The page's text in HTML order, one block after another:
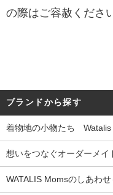
の際はご容赦くださ
ブランドから探す
着物地の小物たち Watalis
想いをつなぐオーダーメイ
WATALIS Momsのしあわせ